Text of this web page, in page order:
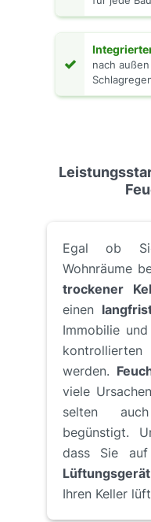
✓
nach
Egal ob
Wohnräume
trockener
einen
Immobilie
werden.
viele
selten
begünstigt.
dass Sie
Lüftungsgerät
Ihren Keller